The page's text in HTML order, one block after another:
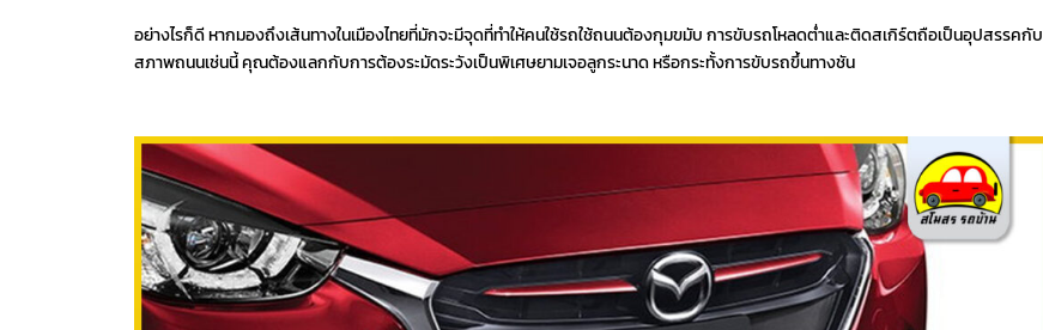
อย่างไรก็ดี หากมองถึงเส้นทางในเมืองไทยที่มักจะมีจุดที่ทำให้คนใช้รถใช้ถนนต้องกุมขมับ การขับรถโหลดต่ำและติดสเกิร์ตถือเป็นอุปสรรคกับ
สภาพถนนเช่นนี้ คุณต้องแลกกับการต้องระมัดระวังเป็นพิเศษยามเจอลูกระนาด หรือกระทั้งการขับรถขึ้นทางชัน